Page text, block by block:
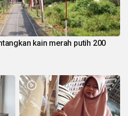
kain merah putih 200